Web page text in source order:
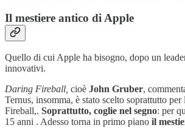
Il mestiere antico di Apple
Quello di cui Apple ha bisogno, dopo un
innovativi.
Daring Fireball, cioè John Gruber,
Ternus, insomma, è stato scelto soprattutto
Fireball,. Soprattutto, coglie nel segno: per
15 anni . Adesso torna in primo piano il